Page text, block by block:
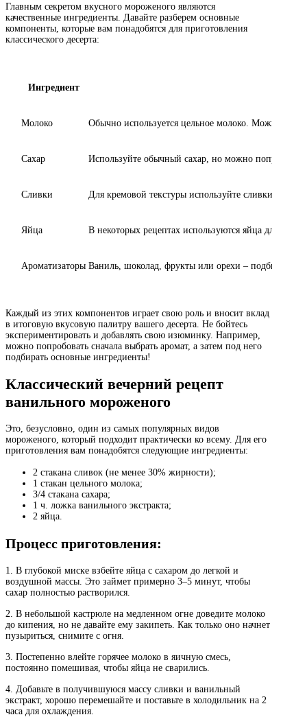
Главным секретом вкусного мороженого являются
качественные ингредиенты. Давайте разберем основные
компоненты, которые вам понадобятся для приготовления
классического десерта:
Ингредиент
Молоко Обычно используется цельное молоко. Можно
Сахар Используйте обычный сахар, но можно
Сливки Для кремовой текстуры используйте сливки с
Яйца В некоторых рецептах используются яйца для
Ароматизаторы Ваниль, шоколад, фрукты или орехи – подбирайте
Каждый из этих компонентов играет свою роль и вносит вклад
в итоговую вкусовую палитру вашего десерта. Не бойтесь
экспериментировать и добавлять свою изюминку. Например,
можно попробовать сначала выбрать аромат, а затем под него
подбирать основные ингредиенты!
Классический вечерний рецепт
ванильного мороженого
Это, безусловно, один из самых популярных видов
мороженого, который подходит практически ко всему. Для его
приготовления вам понадобятся следующие ингредиенты:
2 стакана сливок (не менее 30% жирности);
1 стакан цельного молока;
3/4 стакана сахара;
1 ч. ложка ванильного экстракта;
2 яйца.
Процесс приготовления:
1. В глубокой миске взбейте яйца с сахаром до легкой и
воздушной массы. Это займет примерно 3–5 минут, чтобы
сахар полностью растворился.
2. В небольшой кастрюле на медленном огне доведите молоко
до кипения, но не давайте ему закипеть. Как только оно начнет
пузыриться, снимите с огня.
3. Постепенно влейте горячее молоко в яичную смесь,
постоянно помешивая, чтобы яйца не сварились.
4. Добавьте в получившуюся массу сливки и ванильный
экстракт, хорошо перемешайте и поставьте в холодильник на 2
часа для охлаждения.